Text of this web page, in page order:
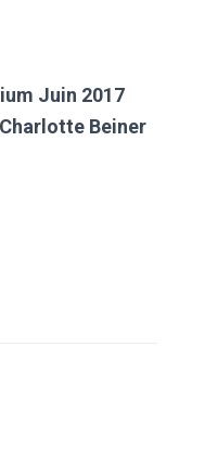
Juin 2017
Charlotte Beiner